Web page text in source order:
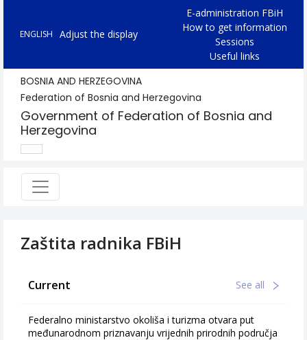
ENGLISH Adjust the display
E-administration FBiH
How to get information
Sessions
Useful links
BOSNIA AND HERZEGOVINA
Federation of Bosnia and Herzegovina
Government of Federation of Bosnia and
Herzegovina
Zaštita radnika FBiH
Current See all
Federalno ministarstvo okoliša i turizma otvara put
međunarodnom priznavanju vrijednih prirodnih područja